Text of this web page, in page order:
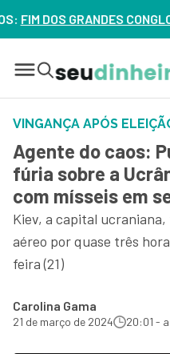
NO BRASIL?
VINGANÇA APÓS
Agente do caos:
fúria sobre a
com mísseis em
Kiev, a capital
aéreo por quase três
feira (21)
Carolina Gama
21 de março de 2024 20:01 -